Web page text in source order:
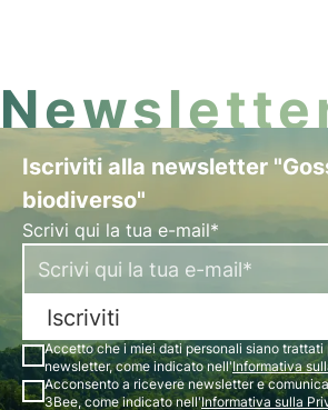
Iscriviti alla newsletter
biodiverso"
Scrivi qui la tua e-mail*
Iscriviti
Accetto che i miei dati personali siano
newsletter, come indicato nell'Informativa
Acconsento a ricevere newsletter e
3Bee, come indicato nell'Informativa sulla